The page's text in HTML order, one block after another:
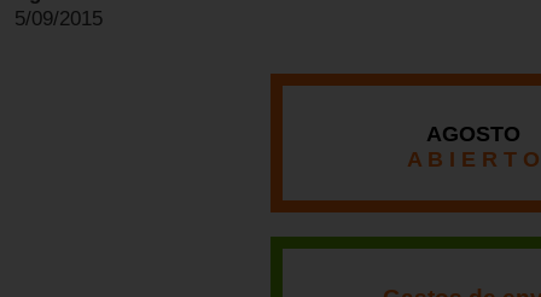
5/09/2015
AGOSTO
A B I E R T O